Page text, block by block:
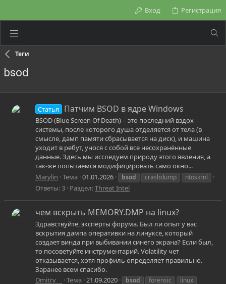
Вход Регистрация
Теги
bsod
Статья Патчим BSOD в ядре Windows
BSOD (Blue Screen Of Death) – это последний вздох
системы, после которого душа отделяется от тела (в
смысле, дамп памяти сбрасывается на диск), и машина
уходит в ребут, унося с собой все несохранённые
данные. Здесь мы исследуем природу этого явления, а
так-же попытаемся модифицировать само окно...
Marylin Тема 01.01.2026 bsod crashdump ntoskrnl
Ответы: 3 Раздел:Threat Intel
чем вскрыть MEMORY.DMP на linux?
Здравствуйте, эксперты форума. Был ли опыт у вас
вскрытия дампа оперативки на линуксе, который
создает винда при выбивании синего экрана? Если был,
то посоветуйте инструментарий. Volatility чет
отказывается, хотя профиль определяет правильно.
Заранее всем спасибо.
Dmitry__
Тема 21.09.2020 bsod forensic
linux